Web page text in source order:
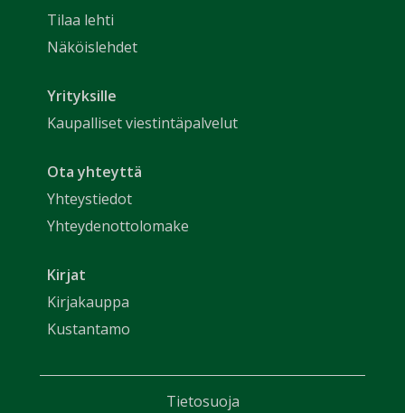
Tilaa lehti
Näköislehdet
Yrityksille
Kaupalliset viestintäpalvelut
Ota yhteyttä
Yhteystiedot
Yhteydenottolomake
Kirjat
Kirjakauppa
Kustantamo
Tietosuoja